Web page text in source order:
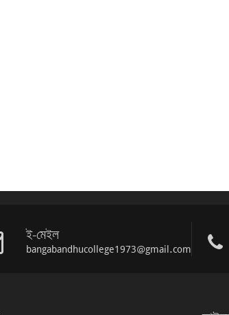
ই-মেইল
bangabandhucollege1973@gmail.com